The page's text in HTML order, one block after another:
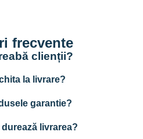
frecvente
clienții?
la livrare?
garantie?
livrarea?